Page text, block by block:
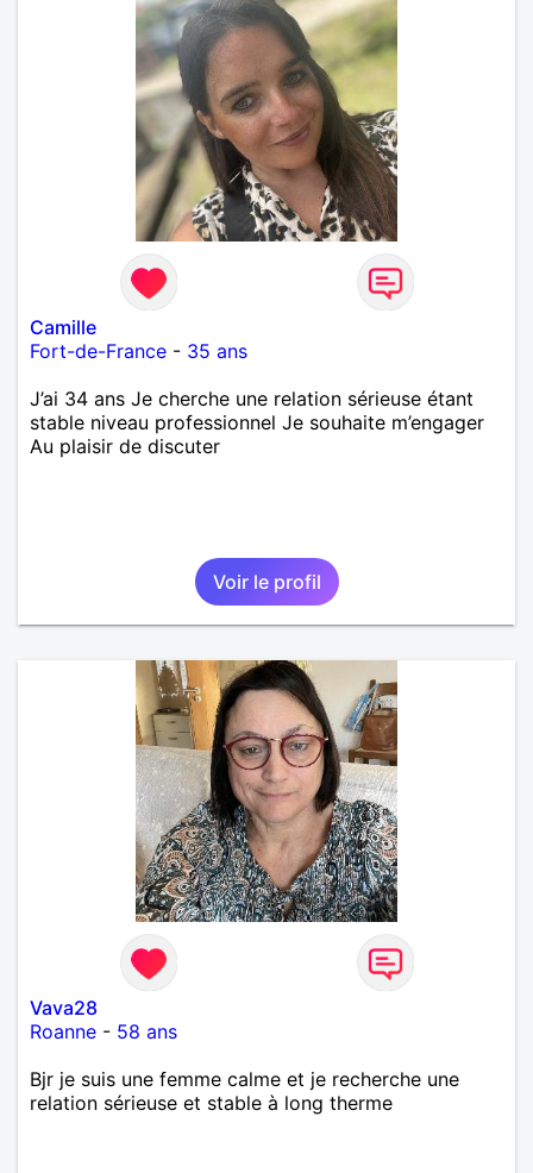
Camille
Fort-de-France - 35 ans
J’ai 34 ans Je cherche une relation sérieuse étant
stable niveau professionnel Je souhaite m’engager
Au plaisir de discuter
Voir le profil
Vava28
Roanne - 58 ans
Bjr je suis une femme calme et je recherche une
relation sérieuse et stable à long therme